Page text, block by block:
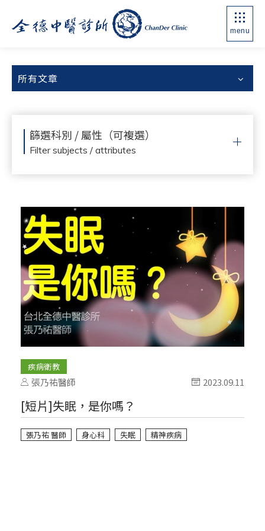
menu
所有文章
篩選科別 / 屬性（可複選）
Filter subjects / attributes
疾病衛教
張乃祐醫師 2023.09.11
[短片]失眠，是你嗎？
張乃祐 醫師 身心科 失眠 精神疾病